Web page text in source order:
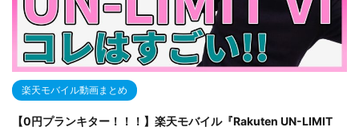
楽天モバイル動画まとめ
【0円プランキター！！！】楽天モバイル『Rakuten UN-LIMIT